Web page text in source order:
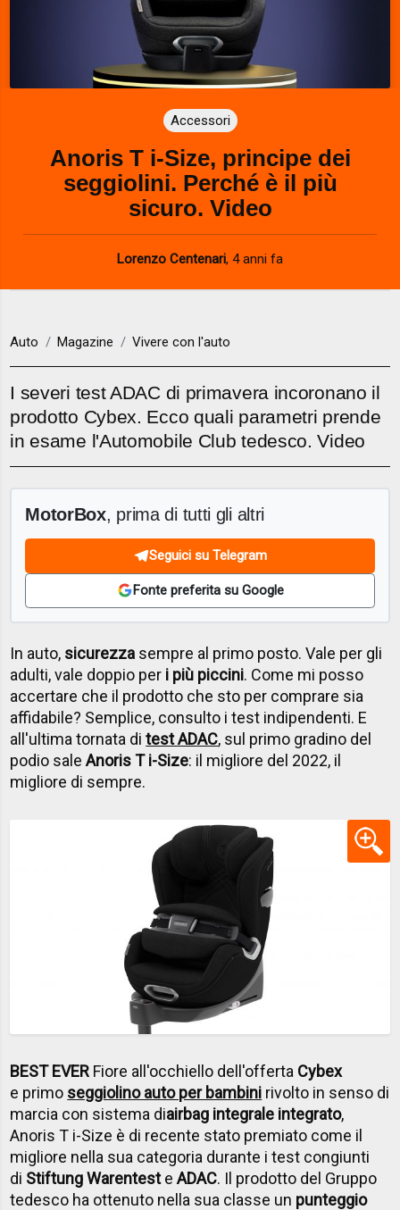
Accessori
Anoris T i-Size, principe dei
seggiolini. Perché è il più
sicuro. Video
Lorenzo Centenari, 4 anni fa
Auto Magazine Vivere con l'auto
I severi test ADAC di primavera incoronano il
prodotto Cybex. Ecco quali parametri prende
in esame l'Automobile Club tedesco. Video
MotorBox, prima di tutti gli altri
Seguici su Telegram
Fonte preferita su Google
In auto, sicurezza sempre al primo posto. Vale per gli
adulti, vale doppio per i più piccini. Come mi posso
accertare che il prodotto che sto per comprare sia
affidabile? Semplice, consulto i test indipendenti. E
all'ultima tornata ditest ADAC, sul primo gradino del
podio saleAnoris T i-Size: il migliore del 2022, il
migliore di sempre.
BEST EVER Fiore all'occhiello dell'offerta Cybex
e primo seggiolino auto per bambini rivolto in senso di
marcia con sistema diairbag integrale integrato,
Anoris T i-Size è di recente stato premiato come il
migliore nella sua categoria durante i test congiunti
di Stiftung WarentesteADAC. Il prodotto del Gruppo
tedesco ha ottenuto nella sua classe un punteggio